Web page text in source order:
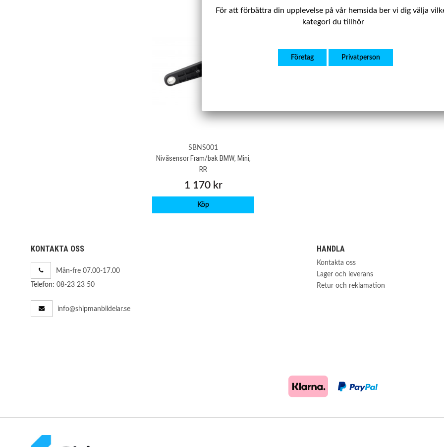
SBNS001
Nivåsensor Fram/bak BMW, Mini,
RR
1 170 kr
Köp
KONTAKTA OSS
Mån-fre 07.00-17.00
Telefon: 08-23 23 50
info@shipmanbildelar.se
HANDLA
Kontakta oss
Lager och leverans
Retur och reklamation
För att förbättra din upplevelse på vår hemsida ber vi dig välja
kategori du tillhör
Företag Privatperson